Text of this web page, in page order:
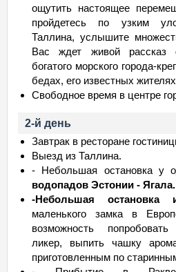
ощутить настоящее
пройдетесь по узким
Таллина, услышите
Вас ждет живой рассказ
богатого морского города-
бедах, его известных
Свободное время в центре
2-й день
Завтрак в ресторане
Выезд из Таллина.
- Небольшая остановка у
водопадов Эстонии - Ягала.
-Небольшая
маленького замка в
возможность
ликер, выпить чашку
приготовленным по